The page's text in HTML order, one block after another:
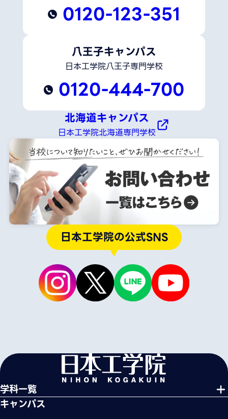
0120-123-351
八王子キャンパス
日本工学院八王子専門学校
0120-444-700
北海道キャンパス
日本工学院北海道専門学校
日本工学院の公式SNS
学科一覧
キャンパス